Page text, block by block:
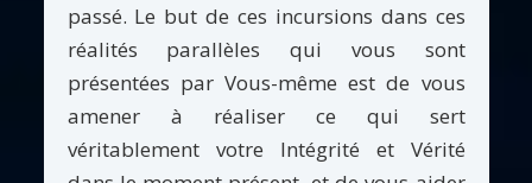
passé. Le but de ces incursions dans ces
réalités parallèles qui vous sont
présentées par Vous-même est de vous
amener à réaliser ce qui sert
véritablement votre Intégrité et Vérité